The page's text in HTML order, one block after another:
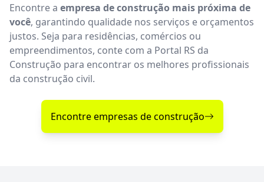
Encontre a empresa de construção mais próxima de
você, garantindo qualidade nos serviços e orçamentos
justos. Seja para residências, comércios ou
empreendimentos, conte com a Portal RS da
Construção para encontrar os melhores profissionais
da construção civil.
Encontre empresas de construção